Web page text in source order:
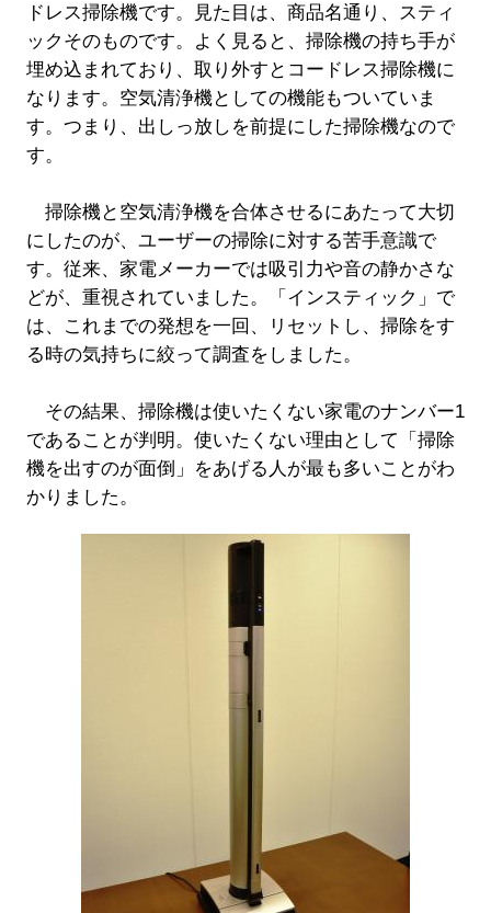
ドレス掃除機です。見た目は、商品名通り、スティ
ックそのものです。よく見ると、掃除機の持ち手が
埋め込まれており、取り外すとコードレス掃除機に
なります。空気清浄機としての機能もついていま
す。つまり、出しっ放しを前提にした掃除機なので
す。
掃除機と空気清浄機を合体させるにあたって大切
にしたのが、ユーザーの掃除に対する苦手意識で
す。従来、家電メーカーでは吸引力や音の静かさな
どが、重視されていました。「インスティック」で
は、これまでの発想を一回、リセットし、掃除をす
る時の気持ちに絞って調査をしました。
その結果、掃除機は使いたくない家電のナンバー1
であることが判明。使いたくない理由として「掃除
機を出すのが面倒」をあげる人が最も多いことがわ
かりました。